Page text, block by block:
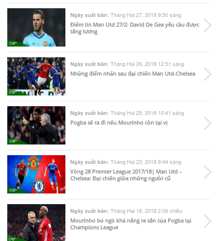
Ngày xuất bản: Tháng Hai 27, 2018 9:50 sáng
Điểm tin Man Utd 27/2: David De Gea yêu cầu được
tăng lương
Ngày xuất bản: Tháng Hai 26, 2018 12:51 sáng
Những điểm nhấn sau đại chiến Man Utd-Chelsea
Ngày xuất bản: Tháng Hai 25, 2018 10:41 sáng
Pogba sẽ ra đi nếu Mourinho còn tại vị
Ngày xuất bản: Tháng Hai 23, 2018 9:44 sáng
Vòng 28 Premier League 2017/18| Man Utd –
Chelsea: Đại chiến giữa những người cũ
Ngày xuất bản: Tháng Hai 18, 2018 2:06 chiều
Mourinho bỏ ngỏ khả năng ra sân của Pogba tại
Champions League